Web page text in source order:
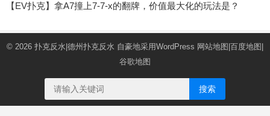
【EV扑克】拿A7撞上7-7-x的翻牌，价值最大化的玩法是？
© 2026 扑克反水|德州扑克反水 自豪地采用WordPress 网站地图 百度地图
谷歌地图
搜索